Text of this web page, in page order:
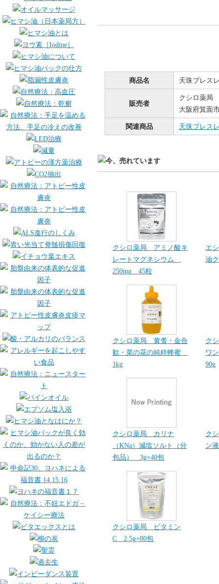
商品名 天珠ブレス
販売者
クシロ薬局
大阪府箕面
関連商品 天珠ブレス
クシロ薬局 アミノ酸キ
レートマグネシウム
250mg 45粒
エ
油
クシロ薬局 黄耆・金合
歓・菜の花の純粋蜂蜜
1kg
ク
ワ
90g
クシロ薬局 カリナ
（KNa）減塩ソルト（分
包品） 3g×40包
ク
ン
クシロ薬局 ビタミン
C 2.5g×80包